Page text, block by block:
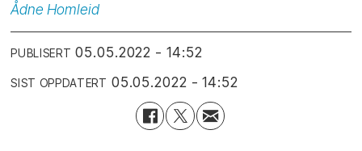
Ådne Homleid
PUBLISERT 05.05.2022 - 14:52
SIST OPPDATERT 05.05.2022 - 14:52